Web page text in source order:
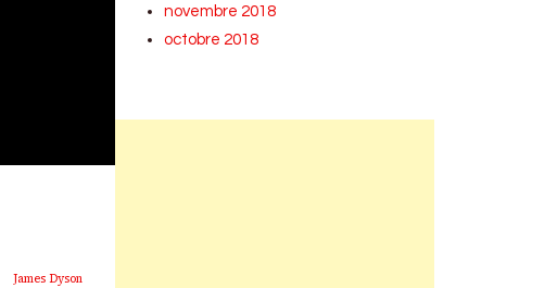
James Dyson
novembre 2018
octobre 2018